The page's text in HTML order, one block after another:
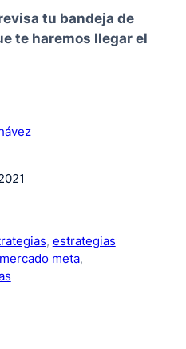
tu bandeja de
te haremos llegar el
, estrategias
mercado meta